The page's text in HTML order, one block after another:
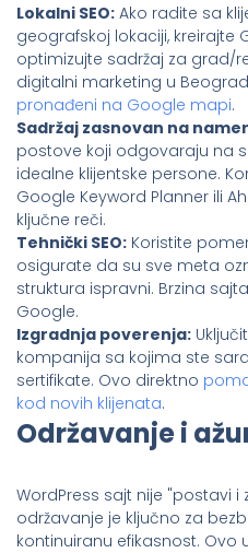
Lokalni SEO: Ako radite sa
geografskoj lokaciji, kreirajte
optimizujte sadržaj za grad/
digitalni marketing u
pronađeni na Google mapi.
Sadržaj zasnovan na
postove koji odgovaraju na
idealne klijentske persone.
Google Keyword Planner ili
ključne reči.
Tehnički SEO: Koristite
osigurate da su sve meta
struktura ispravni. Brzina
Google.
Izgradnja poverenja:
kompanija sa kojima ste
sertifikate. Ovo direktno
kod novih klijenata.
Održavanje i
WordPress sajt nije "postavi
održavanje je ključno za
kontinuiranu efikasnost. Ovo